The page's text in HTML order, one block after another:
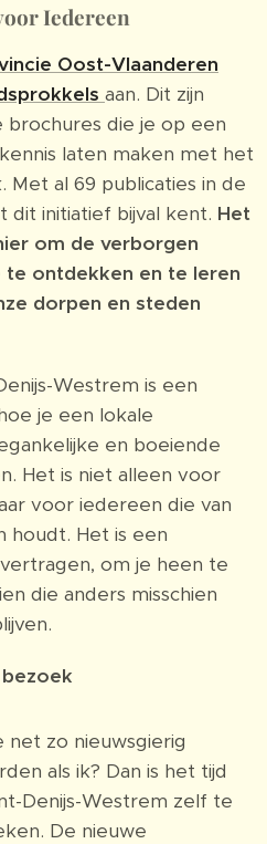
Iedereen
Oost-Vlaanderen
aan. Dit zijn
die je op een
laten maken met het
al 69 publicaties in de
dit initiatief bijval kent. Het
om de verborgen
te ontdekken en te leren
dorpen en steden
Westrem is een
je een lokale
en boeiende
Het is niet alleen voor
voor iedereen die van
houdt. Het is een
om je heen te
die anders misschien
net zo nieuwsgierig
als ik? Dan is het tijd
Denijs-Westrem zelf te
De nieuwe